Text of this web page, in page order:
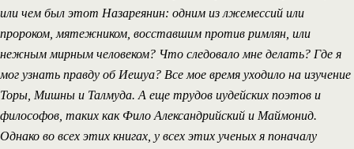
или чем был этот Назареянин: одним из лжемессий или
пророком, мятежником, восставшим против римлян, или
нежным мирным человеком? Что следовало мне делать? Где я
мог узнать правду об Иешуа? Все мое время уходило на изучение
Торы, Мишны и Талмуда. А еще трудов иудейских поэтов и
философов, таких как Фило Александрийский и Маймонид.
Однако во всех этих книгах, у всех этих ученых я поначалу